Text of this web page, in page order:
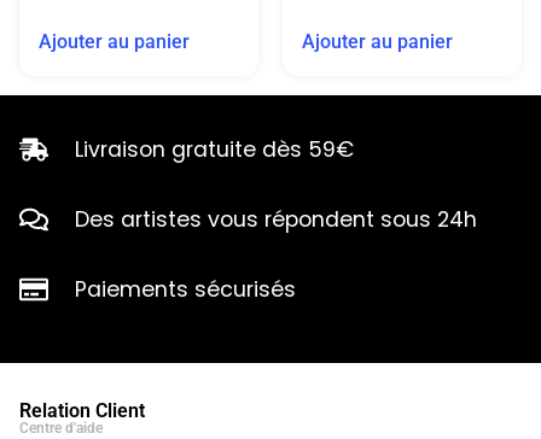
Ajouter au panier Ajouter au panier
Livraison gratuite dès 59€
Des artistes vous répondent sous 24h
Paiements sécurisés
Relation Client
Centre d'aide